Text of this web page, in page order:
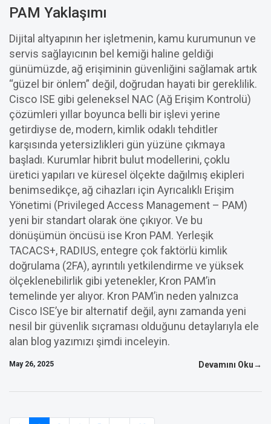
PAM Yaklaşımı
Dijital altyapının her işletmenin, kamu kurumunun ve
servis sağlayıcının bel kemiği haline geldiği
günümüzde, ağ erişiminin güvenliğini sağlamak artık
“güzel bir önlem” değil, doğrudan hayati bir gereklilik.
Cisco ISE gibi geleneksel NAC (Ağ Erişim Kontrolü)
çözümleri yıllar boyunca belli bir işlevi yerine
getirdiyse de, modern, kimlik odaklı tehditler
karşısında yetersizlikleri gün yüzüne çıkmaya
başladı. Kurumlar hibrit bulut modellerini, çoklu
üretici yapıları ve küresel ölçekte dağılmış ekipleri
benimsedikçe, ağ cihazları için Ayrıcalıklı Erişim
Yönetimi (Privileged Access Management – PAM)
yeni bir standart olarak öne çıkıyor. Ve bu
dönüşümün öncüsü ise Kron PAM. Yerleşik
TACACS+, RADIUS, entegre çok faktörlü kimlik
doğrulama (2FA), ayrıntılı yetkilendirme ve yüksek
ölçeklenebilirlik gibi yetenekler, Kron PAM’in
temelinde yer alıyor. Kron PAM’in neden yalnızca
Cisco ISE’ye bir alternatif değil, aynı zamanda yeni
nesil bir güvenlik sıçraması olduğunu detaylarıyla ele
alan blog yazımızı şimdi inceleyin.
May 26, 2025 Devamını Oku→